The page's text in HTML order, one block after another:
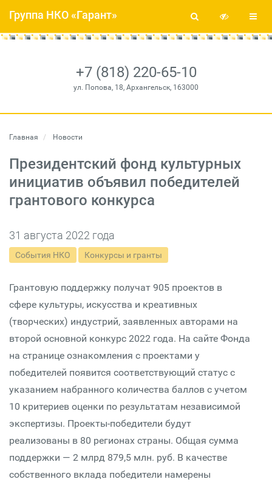
+7 (818) 220-65-10
ул. Попова, 18, Архангельск, 163000
Группа НКО «Гарант»
Главная Новости
Президентский фонд культурных
инициатив объявил победителей
грантового конкурса
31 августа 2022 года
События НКО Конкурсы и гранты
Грантовую поддержку получат 905 проектов в
сфере культуры, искусства и креативных
(творческих) индустрий, заявленных авторами на
второй основной конкурс 2022 года. На сайте Фонда
на странице ознакомления с проектами у
победителей появится соответствующий статус с
указанием набранного количества баллов с учетом
10 критериев оценки по результатам независимой
экспертизы. Проекты-победители будут
реализованы в 80 регионах страны. Общая сумма
поддержки — 2 млрд 879,5 млн. руб. В качестве
собственного вклада победители намерены